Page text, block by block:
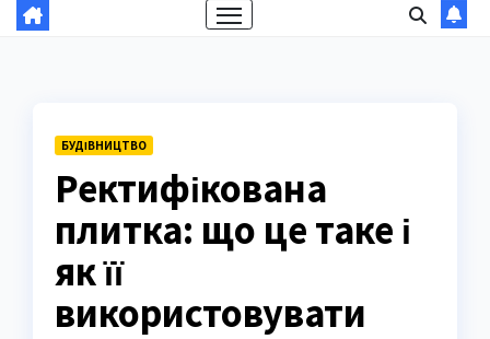
БУДІВНИЦТВО
Ректифікована
плитка: що це таке і
як її
використовувати